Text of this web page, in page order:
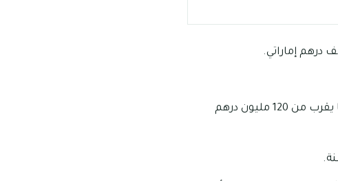
بالنسبة لأسعار استئجار الشقق الثلاث غرف وصالة في مرسي خور دبي فإنها تبلغ ما يقرب من 120 مليون درهم